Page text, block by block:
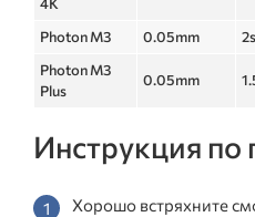
4K
Photon M3 0.05mm 2s
Photon M3
Plus
0.05mm
Инструкция
Хорошо встряхните